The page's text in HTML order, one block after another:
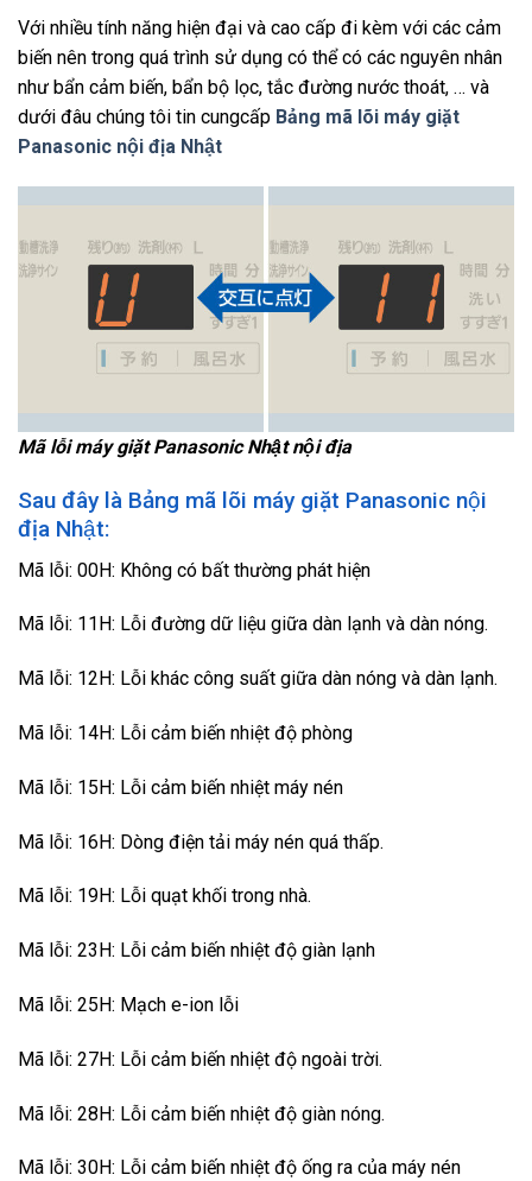
Với nhiều tính năng hiện đại và cao cấp đi kèm với các cảm
biến nên trong quá trình sử dụng có thể có các nguyên nhân
như bẩn cảm biến, bẩn bộ lọc, tắc đường nước thoát, … và
dưới đâu chúng tôi tin cungcấp Bảng mã lõi máy giặt
Panasonic nội địa Nhật
Mã lỗi máy giặt Panasonic Nhật nội địa
Sau đây là Bảng mã lõi máy giặt Panasonic nội
địa Nhật:
Mã lỗi: 00H: Không có bất thường phát hiện
Mã lỗi: 11H: Lỗi đường dữ liệu giữa dàn lạnh và dàn nóng.
Mã lỗi: 12H: Lỗi khác công suất giữa dàn nóng và dàn lạnh.
Mã lỗi: 14H: Lỗi cảm biến nhiệt độ phòng
Mã lỗi: 15H: Lỗi cảm biến nhiệt máy nén
Mã lỗi: 16H: Dòng điện tải máy nén quá thấp.
Mã lỗi: 19H: Lỗi quạt khối trong nhà.
Mã lỗi: 23H: Lỗi cảm biến nhiệt độ giàn lạnh
Mã lỗi: 25H: Mạch e-ion lỗi
Mã lỗi: 27H: Lỗi cảm biến nhiệt độ ngoài trời.
Mã lỗi: 28H: Lỗi cảm biến nhiệt độ giàn nóng.
Mã lỗi: 30H: Lỗi cảm biến nhiệt độ ống ra của máy nén